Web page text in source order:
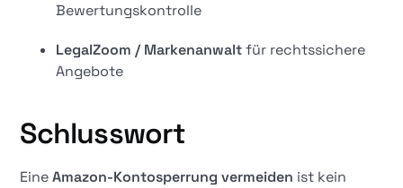
Bewertungskontrolle
LegalZoom / Markenanwaltfür rechtssichere
Angebote
Schlusswort
EineAmazon-Kontosperrung vermeiden ist kein